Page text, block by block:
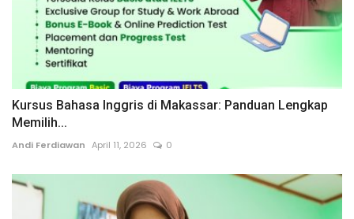
Kursus Bahasa Inggris di Makassar: Panduan Lengkap
Memilih...
Andi Ferdiawan April 11, 2026 0